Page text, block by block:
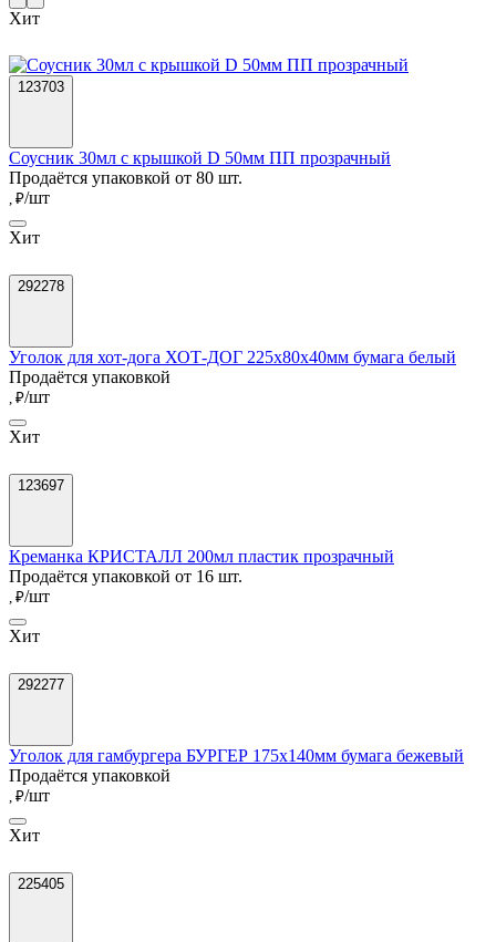
Хит
123703
Соусник 30мл с крышкой D 50мм ПП прозрачный
Продаётся упаковкой от 80 шт.
, ₽/шт
Хит
292278
Уголок для хот-дога ХОТ-ДОГ 225х80х40мм бумага белый
Продаётся упаковкой
, ₽/шт
Хит
123697
Креманка КРИСТАЛЛ 200мл пластик прозрачный
Продаётся упаковкой от 16 шт.
, ₽/шт
Хит
292277
Уголок для гамбургера БУРГЕР 175х140мм бумага бежевый
Продаётся упаковкой
, ₽/шт
Хит
225405